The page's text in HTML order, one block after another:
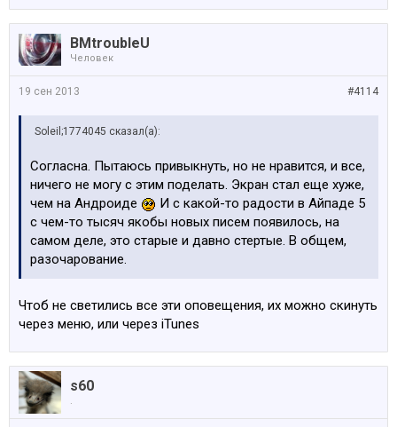
BMtroubleU
Человек
#4114
19 сен 2013
Soleil;1774045 сказал(а):
Согласна. Пытаюсь привыкнуть, но не нравится, и все,
ничего не могу с этим поделать. Экран стал еще хуже,
чем на Андроиде
И с какой-то радости в Айпаде 5
с чем-то тысяч якобы новых писем появилось, на
самом деле, это старые и давно стертые. В общем,
разочарование.
Чтоб не светились все эти оповещения, их можно скинуть
через меню, или через iTunes
s60
.